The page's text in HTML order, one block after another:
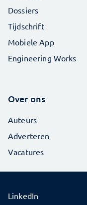
Dossiers
Tijdschrift
Mobiele App
Engineering Works
Over ons
Auteurs
Adverteren
Vacatures
LinkedIn